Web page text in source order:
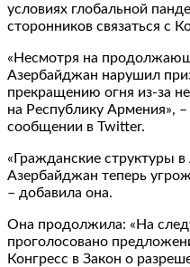
условиях глобальной
сторонников связаться с
«Несмотря на
Азербайджан нарушил
прекращению огня из-за
на Республику Армения», –
сообщении в Twitter.
«Гражданские структуры
Азербайджан теперь
– добавила она.
Она продолжила: «На
проголосовано
Конгресс в Закон о